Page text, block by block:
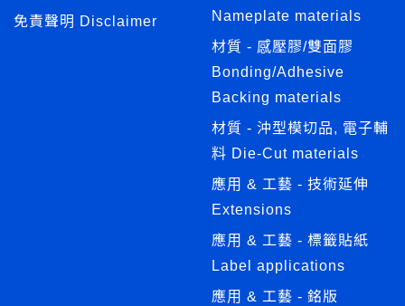
免責聲明 Disclaimer
Nameplate materials
材質 - 感壓膠/雙面膠
Bonding/Adhesive
Backing materials
材質 - 沖型模切品, 電子輔
料 Die-Cut materials
應用 & 工藝 - 技術延伸
Extensions
應用 & 工藝 - 標籤貼紙
Label applications
應用 & 工藝 - 銘版